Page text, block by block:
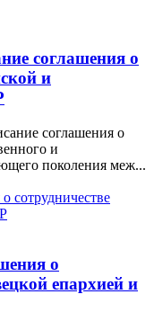
соглашения о
и
соглашения о
и
поколения меж...
о
епархией и